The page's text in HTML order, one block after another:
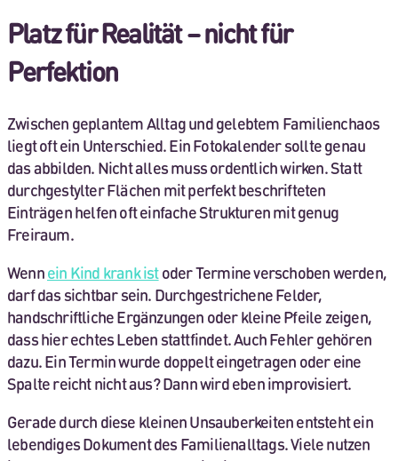
Platz für Realität – nicht für
Perfektion
Zwischen geplantem Alltag und gelebtem Familienchaos
liegt oft ein Unterschied. Ein Fotokalender sollte genau
das abbilden. Nicht alles muss ordentlich wirken. Statt
durchgestylter Flächen mit perfekt beschrifteten
Einträgen helfen oft einfache Strukturen mit genug
Freiraum.
Wennein Kind krank istoder Termine verschoben werden,
darf das sichtbar sein. Durchgestrichene Felder,
handschriftliche Ergänzungen oder kleine Pfeile zeigen,
dass hier echtes Leben stattfindet. Auch Fehler gehören
dazu. Ein Termin wurde doppelt eingetragen oder eine
Spalte reicht nicht aus? Dann wird eben improvisiert.
Gerade durch diese kleinen Unsauberkeiten entsteht ein
lebendiges Dokument des Familienalltags. Viele nutzen